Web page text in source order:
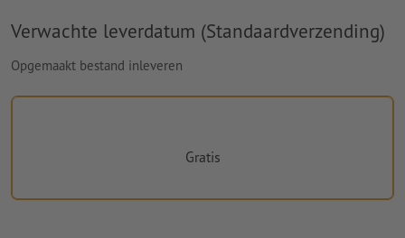
Verwachte leverdatum (Standaardverzending)
Opgemaakt bestand inleveren
Gratis